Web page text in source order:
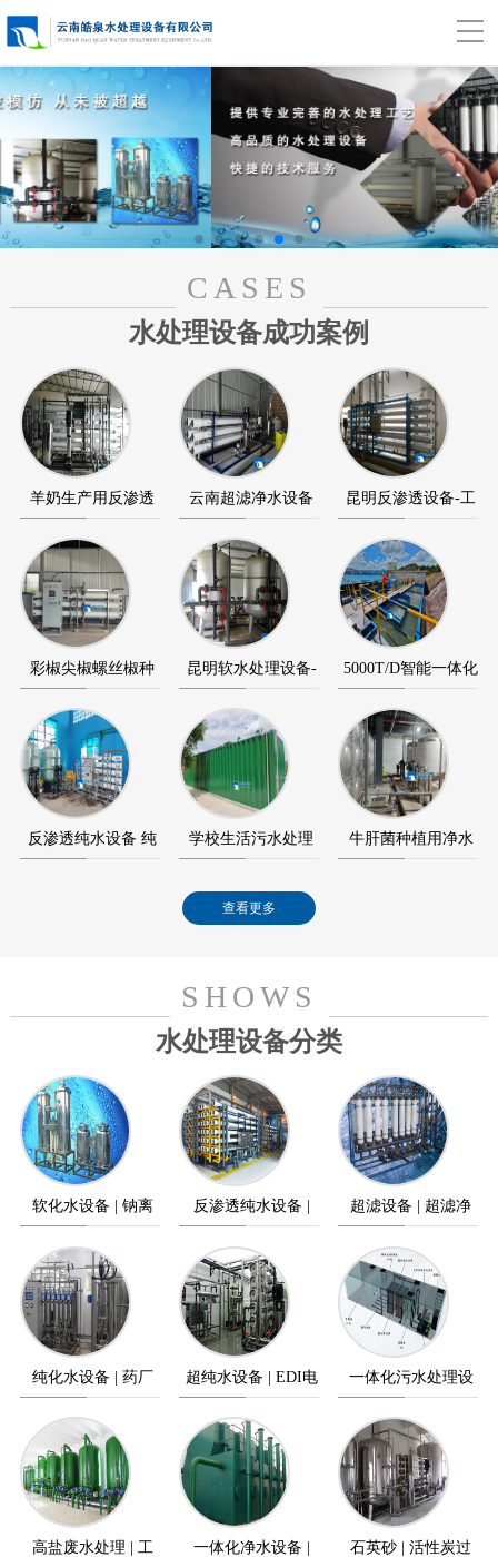
CASES
水处理设备成功案例
羊奶生产用反渗透
设备-反渗透纯水…
云南超滤净水设备
+反渗透纯水设备…
昆明反渗透设备-工
业反渗透纯水设…
彩椒尖椒螺丝椒种
植用超滤设备+反…
昆明软水处理设备-
软化水设备-软水…
5000T/D智能一体化
净水设备（净水…
反渗透纯水设备 纯 学校生活污水处理
体…
牛肝菌种植用净水
查看更多
SHOWS
水处理设备分类
软化水设备 | 钠离
子交换器
反渗透纯水设备 |
纯水设备
超滤设备 | 超滤净
水设备
纯化水设备 | 药厂
纯水设备
超纯水设备 | EDI电
除盐设备
一体化污水处理设
备 | 污水处理设备
高盐废水处理 | 工 一体化净水设备 | 石英砂 | 活性炭过